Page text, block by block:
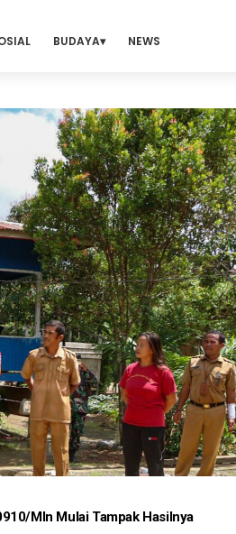
BUDAYA NEWS
Mln Mulai Tampak Hasilnya